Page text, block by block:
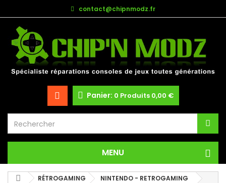
contact@chipnmodz.fr
Panier: 0 Produits 0,00 €
MENU
RÉTROGAMING
NINTENDO - RETROGAMING